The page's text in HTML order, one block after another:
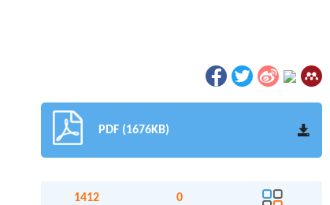
PDF (1676KB)
1412 0